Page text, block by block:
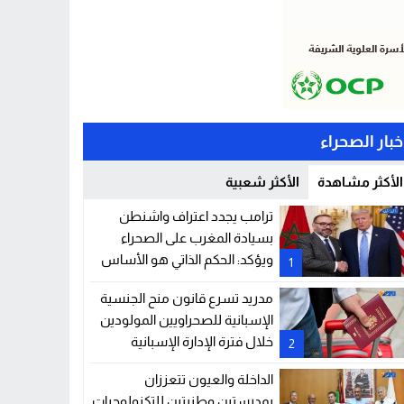
الصحراء
الأكثر مشاهدة الأكثر شعبية
1
ترامب يجدد اعتراف واشنطن
بسيادة المغرب على الصحراء
ويؤكد: الحكم الذاتي هو الأساس
2
مدريد تسرع قانون منح الجنسية
الإسبانية للصحراويين المولودين
خلال فترة الإدارة الإسبانية
الداخلة والعيون تتعززان
بمدرستين وطنيتين للتكنولوجيات